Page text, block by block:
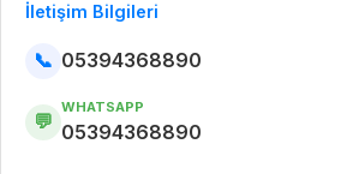
İletişim Bilgileri
📞 05394368890
💬
WHATSAPP
05394368890